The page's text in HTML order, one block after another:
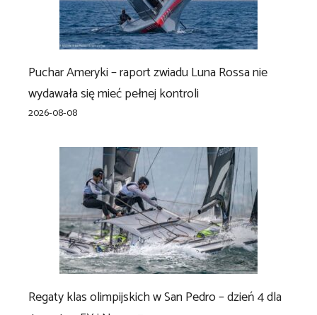
Puchar Ameryki – raport zwiadu Luna Rossa nie
wydawała się mieć pełnej kontroli
2026-08-08
Regaty klas olimpijskich w San Pedro – dzień 4 dla